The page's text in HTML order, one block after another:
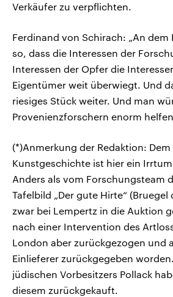
Verkäufer zu verpflichten.
Ferdinand von Schirach: „An dem
so, dass die Interessen der
Interessen der Opfer die
Eigentümer weit überwiegt. Und
riesiges Stück weiter. Und man
Provenienzforschern enorm
(*)Anmerkung der Redaktion:
Kunstgeschichte ist hier ein
Anders als vom Forschungsteam
Tafelbild „Der gute Hirte“
zwar bei Lempertz in die Auktion
nach einer Intervention des
London aber zurückgezogen und
Einlieferer zurückgegeben
jüdischen Vorbesitzers Pollack
diesem zurückgekauft.